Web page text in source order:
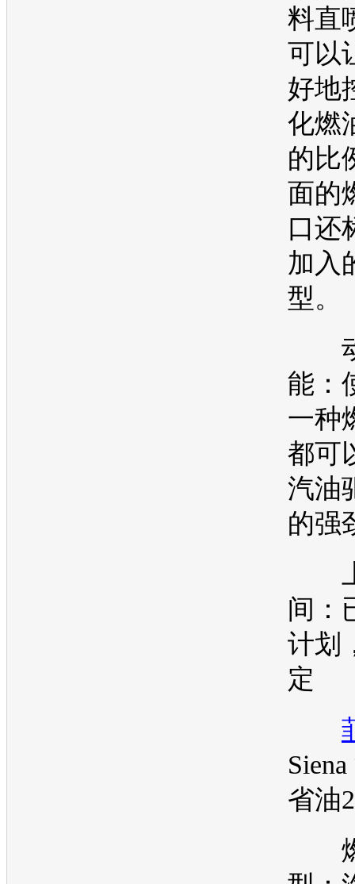
料直
可以
好地
化燃
的比
面的
口还
加入
型。
动
能：
一种
都可
汽油
的强
间：
计划
定
省油
燃